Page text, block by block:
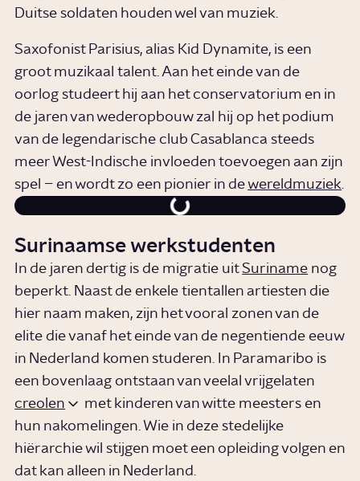
Duitse soldaten houden wel van muziek.
Saxofonist Parisius, alias Kid Dynamite, is een
groot muzikaal talent. Aan het einde van de
oorlog studeert hij aan het conservatorium en in
de jaren van wederopbouw zal hij op het podium
van de legendarische club Casablanca steeds
meer West-Indische invloeden toevoegen aan zijn
spel – en wordt zo een pionier in dewereldmuziek.
Surinaamse werkstudenten
In de jaren dertig is de migratie uitSuriname nog
beperkt. Naast de enkele tientallen artiesten die
hier naam maken, zijn het vooral zonen van de
elite die vanaf het einde van de negentiende eeuw
in Nederland komen studeren. In Paramaribo is
een bovenlaag ontstaan van veelal vrijgelaten
creolen
met kinderen van witte meesters en
hun nakomelingen. Wie in deze stedelijke
hiërarchie wil stijgen moet een opleiding volgen en
dat kan alleen in Nederland.